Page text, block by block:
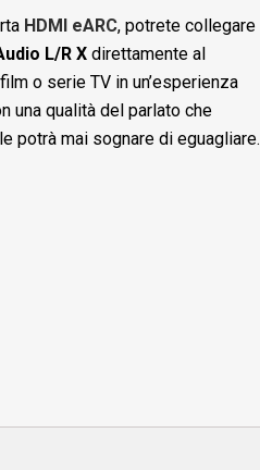
HDMI eARC, potrete collegare
L/R X direttamente al
o serie TV in un’esperienza
una qualità del parlato che
potrà mai sognare di eguagliare.